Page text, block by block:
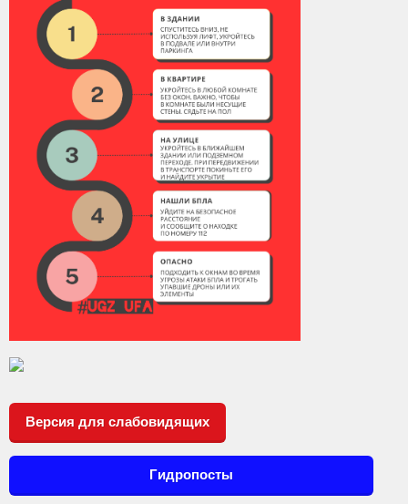
Версия для слабовидящих
Гидропосты